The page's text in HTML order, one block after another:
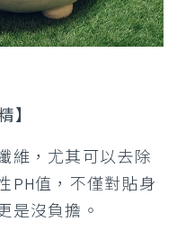
】
維，尤其可以去除
PH值，不僅對貼身
是沒負擔。